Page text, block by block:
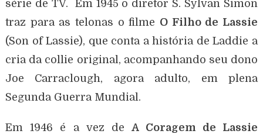
série de TV. Em 1945 o diretor S. Sylvan Simon
traz para as telonas o filme O Filho de Lassie
(Son of Lassie), que conta a história de Laddie a
cria da collie original, acompanhando seu dono
Joe Carraclough, agora adulto, em plena
Segunda Guerra Mundial.
Em 1946 é a vez deA Coragem de Lassie